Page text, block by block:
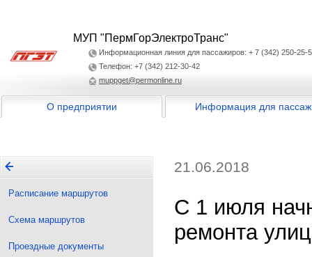
МУП "ПермГорЭлектроТранс"
Информационная линия для пассажиров: + 7 (342) 250-25-
Телефон: +7 (342) 212-30-42
muppget@permonline.ru
О предприятии Информация для
Расписание маршрутов
Схема маршрутов
Проездные документы
21.06.2018
С 1 июля
ремонта